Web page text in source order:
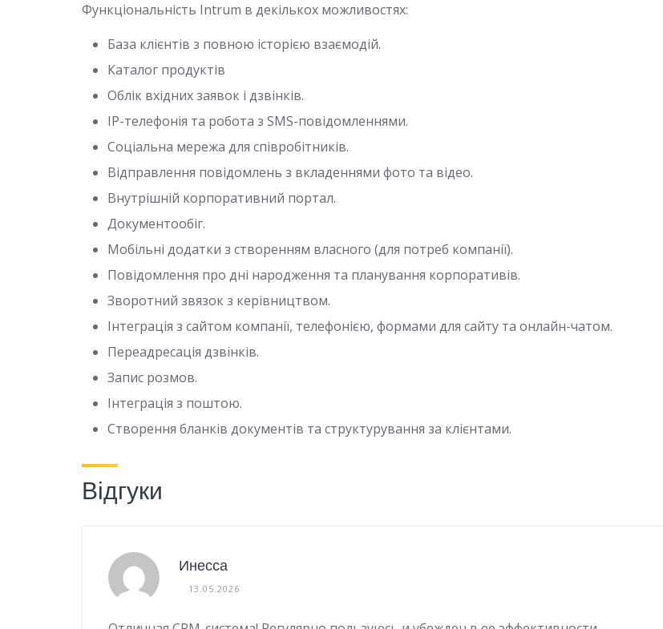
Функціональність Intrum в декількох можливостях:
База клієнтів з повною історією взаємодій.
Каталог продуктів
Облік вхідних заявок і дзвінків.
IP-телефонія та робота з SMS-повідомленнями.
Соціальна мережа для співробітників.
Відправлення повідомлень з вкладеннями фото та відео.
Внутрішній корпоративний портал.
Документообіг.
Мобільні додатки з створенням власного (для потреб компанії).
Повідомлення про дні народження та планування корпоративів.
Зворотний звязок з керівництвом.
Інтеграція з сайтом компанії, телефонією, формами для сайту та онлайн-чатом.
Переадресація дзвінків.
Запис розмов.
Інтеграція з поштою.
Створення бланків документів та структурування за клієнтами.
Відгуки
Инесса
13.05.2026